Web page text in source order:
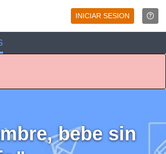
INICIAR SESION
bebe sin